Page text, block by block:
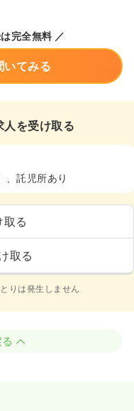
完全無料 ／
いてみる
人を受け取る
、託児所あり
取る
取る
りは発生しません